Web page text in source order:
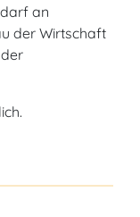
an
der Wirtschaft